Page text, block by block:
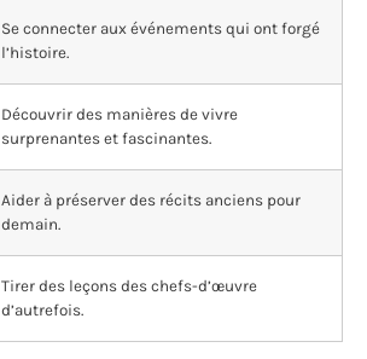
Se connecter aux événements qui ont forgé
l’histoire.
Découvrir des manières de vivre
surprenantes et fascinantes.
Aider à préserver des récits anciens pour
demain.
Tirer des leçons des chefs-d’œuvre
d’autrefois.